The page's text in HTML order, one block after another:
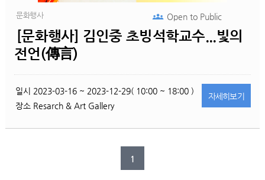
문화행사
[문화행사] 김인중 초빙석학교수...빛의
전언(傳言)
Open toPublic
일시 2023-03-16 ~ 2023-12-29( 10:00 ~ 18:00 )
장소 Resarch & Art Gallery
자세히보기
1